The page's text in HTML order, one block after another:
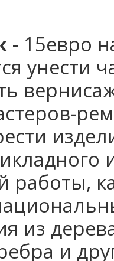
- 15евро
унести
работы,
из
и